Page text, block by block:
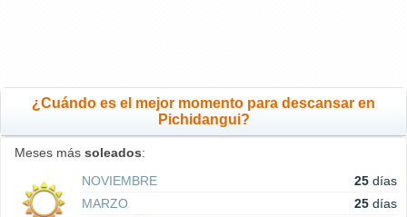
¿Cuándo es el mejor momento para descansar en
Pichidangui?
Meses más soleados:
NOVIEMBRE
25 días
MARZO
25 días